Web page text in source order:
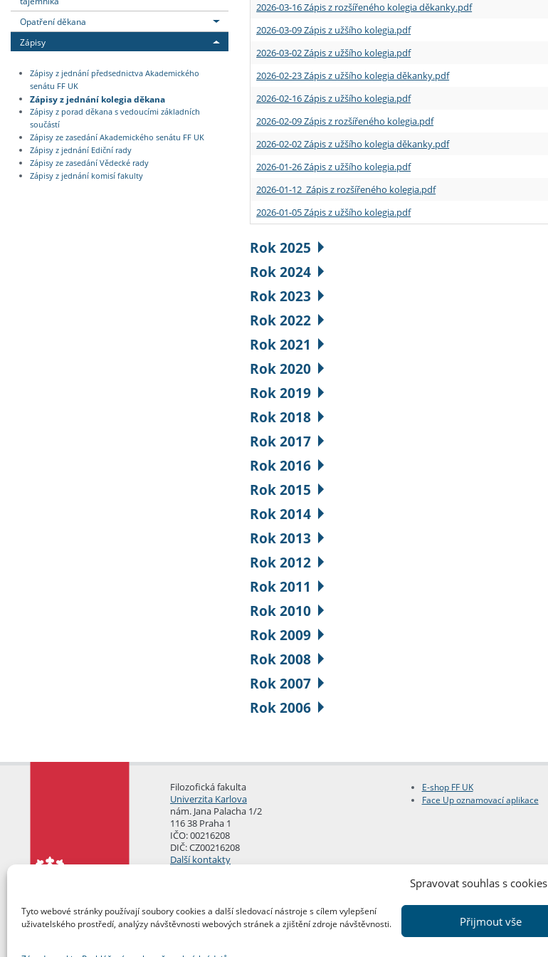
Spravovat souhlas s cookies
Tyto webové stránky používají soubory cookies a další sledovací nástroje s cílem vylepšení
uživatelského prostředí, analýzy návštěvnosti webových stránek a zjištění zdroje návštěvnosti.
Přijmout vše
Opatření děkana
Zápisy
Zápisy z jednání předsednictva Akademického
senátu FF UK
Zápisy z jednání kolegia děkana
Zápisy z porad děkana s vedoucími základních
součástí
Zápisy ze zasedání Akademického senátu FF UK
Zápisy z jednání Ediční rady
Zápisy ze zasedání Vědecké rady
Zápisy z jednání komisí fakulty
2026-03-16 Zápis z rozšířeného kolegia děkanky.pdf
2026-03-09 Zápis z užšího kolegia.pdf
2026-03-02 Zápis z užšího kolegia.pdf
2026-02-23 Zápis z užšího kolegia děkanky.pdf
2026-02-16 Zápis z užšího kolegia.pdf
2026-02-09 Zápis z rozšířeného kolegia.pdf
2026-02-02 Zápis z užšího kolegia děkanky.pdf
2026-01-26 Zápis z užšího kolegia.pdf
2026-01-12 Zápis z rozšířeného kolegia.pdf
2026-01-05 Zápis z užšího kolegia.pdf
Rok 2025
Rok 2024
Rok 2023
Rok 2022
Rok 2021
Rok 2020
Rok 2019
Rok 2018
Rok 2017
Rok 2016
Rok 2015
Rok 2014
Rok 2013
Rok 2012
Rok 2011
Rok 2010
Rok 2009
Rok 2008
Rok 2007
Rok 2006
Filozofická fakulta
Univerzita Karlova
nám. Jana Palacha 1/2
116 38 Praha 1
IČO: 00216208
DIČ: CZ00216208
Další kontakty
E-shop FF UK
Face Up oznamovací aplikace